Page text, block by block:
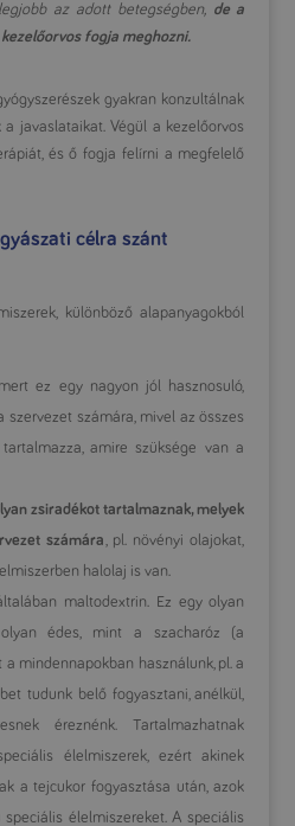
az adott betegségben,de a
fogja meghozni.
gyakran konzultálnak
javaslataikat. Végül a kezelőorvos
és ő fogja felírni a megfelelő
célra szánt
különböző alapanyagokból
ez egy nagyon jól hasznosuló,
szervezet számára, mivel az összes
amire szüksége van a
zsiradékot tartalmaznak, melyek
számára, pl. növényi olajokat,
halolaj is van.
maltodextrin. Ez egy olyan
édes, mint a szacharóz (a
a mindennapokban használunk, pl. a
tudunk belő fogyasztani, anélkül,
éreznénk. Tartalmazhatnak
élelmiszerek, ezért akinek
a tejcukor fogyasztása után, azok
élelmiszereket. A speciális